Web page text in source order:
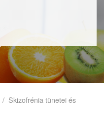
/ Skizofrénia tünetei és